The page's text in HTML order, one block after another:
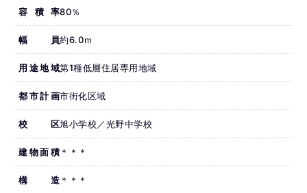
容積率80％
幅員約6.0ｍ
用途地域第1種低層住居専用地域
都市計画市街化区域
校区旭小学校／光野中学校
建物面積＊＊＊
構造 ＊＊＊